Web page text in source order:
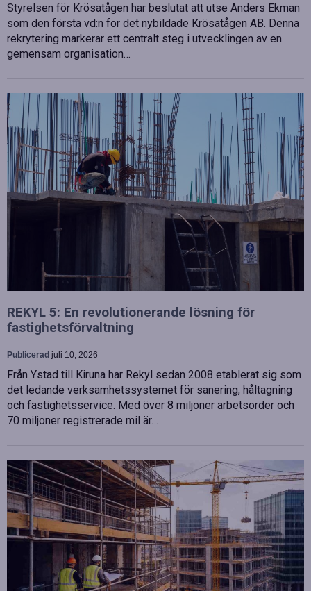
Styrelsen för Krösatågen har beslutat att utse Anders Ekman
som den första vd:n för det nybildade Krösatågen AB. Denna
rekrytering markerar ett centralt steg i utvecklingen av en
gemensam organisation…
REKYL 5: En revolutionerande lösning för
fastighetsförvaltning
Publicerad juli 10, 2026
Från Ystad till Kiruna har Rekyl sedan 2008 etablerat sig som
det ledande verksamhetssystemet för sanering, håltagning
och fastighetsservice. Med över 8 miljoner arbetsorder och
70 miljoner registrerade mil är…